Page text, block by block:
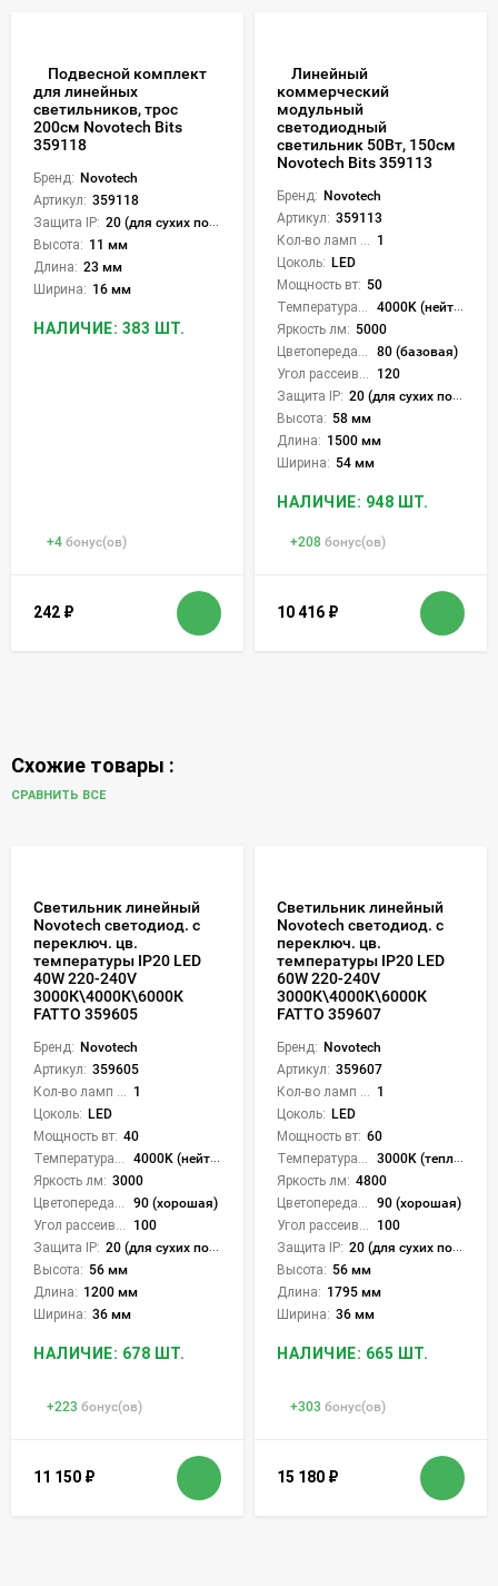
Подвесной комплект
для линейных
светильников, трос
200см Novotech Bits
359118
Бренд: Novotech
Артикул: 359118
Защита IP: 20 (для сухих пом.)
Высота: 11 мм
Длина: 23 мм
Ширина: 16 мм
НАЛИЧИЕ: 383 ШТ.
+4 бонус(ов)
242 ₽
Линейный
коммерческий
модульный
светодиодный
светильник 50Вт, 150см
Novotech Bits 359113
Бренд: Novotech
Артикул: 359113
Кол-во ламп или LED: 1
Цоколь: LED
Мощность вт: 50
Температура света:
4000K (нейтральный)
Яркость лм: 5000
Цветопередача (CRI):
80 (базовая)
Угол рассеивания света °:
120
Защита IP: 20 (для сухих пом.)
Высота: 58 мм
Длина: 1500 мм
Ширина: 54 мм
НАЛИЧИЕ: 948 ШТ.
+208 бонус(ов)
10 416 ₽
Схожие товары :
СРАВНИТЬ ВСЕ
Светильник линейный
Novotech светодиод. с
переключ. цв.
температуры IP20 LED
40W 220-240V
3000К\4000К\6000К
FATTO 359605
Бренд: Novotech
Артикул: 359605
Кол-во ламп или LED: 1
Цоколь: LED
Мощность вт: 40
Температура света:
4000K (нейтральный), 6000K (холодный), CCT механическое переключение
Яркость лм: 3000
Цветопередача (CRI):
90 (хорошая)
Угол рассеивания света °:
100
Защита IP: 20 (для сухих пом.)
Высота: 56 мм
Длина: 1200 мм
Ширина: 36 мм
НАЛИЧИЕ: 678 ШТ.
+223 бонус(ов)
11 150 ₽
Светильник линейный
Novotech светодиод. с
переключ. цв.
температуры IP20 LED
60W 220-240V
3000К\4000К\6000К
FATTO 359607
Бренд: Novotech
Артикул: 359607
Кол-во ламп или LED: 1
Цоколь: LED
Мощность вт: 60
Температура света:
3000K (теплый), 4000K (нейтральный), 6000K (холодный), CCT механическое переключение
Яркость лм: 4800
Цветопередача (CRI):
90 (хорошая)
Угол рассеивания света °:
100
Защита IP: 20 (для сухих пом.)
Высота: 56 мм
Длина: 1795 мм
Ширина: 36 мм
НАЛИЧИЕ: 665 ШТ.
+303 бонус(ов)
15 180 ₽